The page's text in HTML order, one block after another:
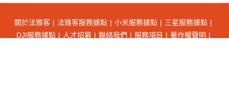
關於法雅客 法雅客服務據點 小米服務據點
三星服務據點
DJI服務據點
人才招募 聯絡我們 服務項目
著作權聲明